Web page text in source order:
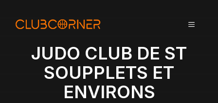
MENU
JUDO CLUB DE ST
SOUPPLETS ET
ENVIRONS